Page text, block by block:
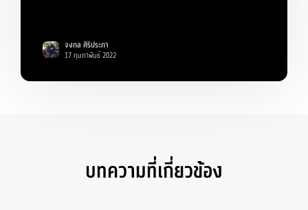
จงกล ศิริประภา
17 กุมภาพันธ์ 2022
บทความที่เกี่ยวข้อง